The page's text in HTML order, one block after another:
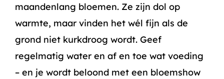
maandenlang bloemen. Ze zijn dol op
warmte, maar vinden het wél fijn als de
grond niet kurkdroog wordt. Geef
regelmatig water en af en toe wat voeding
– en je wordt beloond met een bloemshow